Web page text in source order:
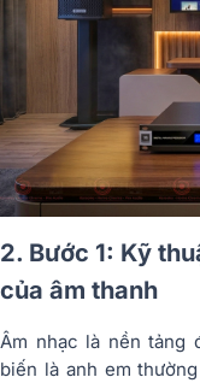
2. Bước 1: Kỹ
của âm thanh
Âm nhạc là nền tảng
biến là anh em